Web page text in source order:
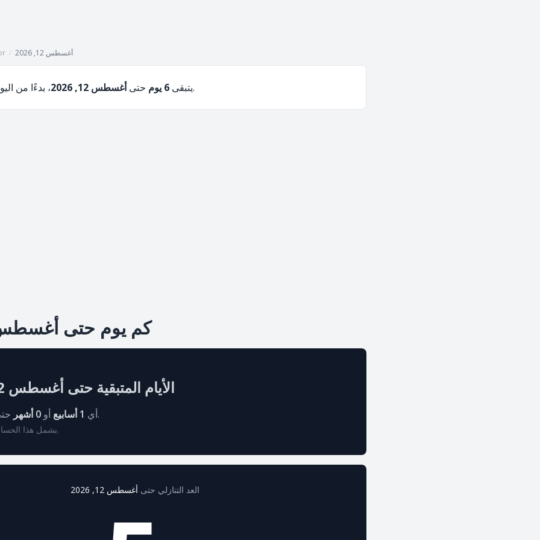
/ أغسطس 12, 2026
يتبقى 6 يوم حتىأغسطس 12, 2026 ، بدءًا من اليوم، أغسطس 6, 2026.
كم يوم حتى أغسطس 12,
الأيام المتبقية حتى أغسطس 12, 2026
أي 1 أسابيع أو 0 أشهر حتى التاريخ المستهدف.
* يشمل هذا الحساب جميع أيام الأسبوع.
العد التنازلي حتى أغسطس 12, 2026